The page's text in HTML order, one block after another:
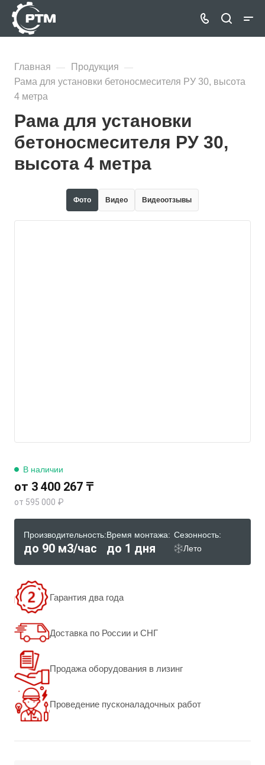
Главная — Продукция —
Рама для установки бетоносмесителя РУ 30, высота
4 метра
Рама для установки
бетоносмесителя РУ 30,
высота 4 метра
Фото Видео Видеоотзывы
В наличии
от 3 400 267 ₸
от 595 000 ₽
Производительность:
до 90 м3/час
Время монтажа:
до 1 дня
Сезонность:
Лето
Гарантия два года
Доставка по России и СНГ
Продажа оборудования в лизинг
Проведение пусконаладочных работ